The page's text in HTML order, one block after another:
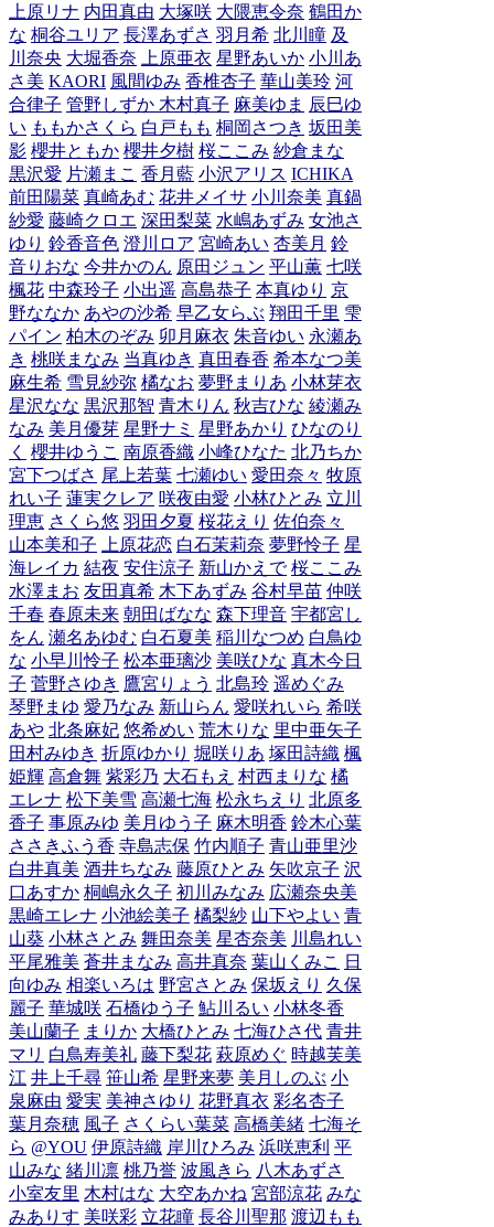
上原リナ 内田真由 大塚咲 大隈恵令奈 鶴田か
な 桐谷ユリア 長澤あずさ 羽月希 北川瞳 及
川奈央 大堀香奈 上原亜衣 星野あいか 小川あ
さ美 KAORI 風間ゆみ 香椎杏子 華山美玲 河
合律子 管野しずか 木村真子 麻美ゆま 辰巳ゆ
い ももかさくら 白戸もも 桐岡さつき 坂田美
影 櫻井ともか 櫻井夕樹 桜ここみ 紗倉まな
黒沢愛 片瀬まこ 香月藍 小沢アリス ICHIKA
前田陽菜 真崎あむ 花井メイサ 小川奈美 真鍋
紗愛 藤崎クロエ 深田梨菜 水嶋あずみ 女池さ
ゆり 鈴香音色 澄川ロア 宮崎あい 杏美月 鈴
音りおな 今井かのん 原田ジュン 平山薫 七咲
楓花 中森玲子 小出遥 高島恭子 本真ゆり 京
野ななか あやの沙希 早乙女らぶ 翔田千里 雫
パイン 柏木のぞみ 卯月麻衣 朱音ゆい 永瀬あ
き 桃咲まなみ 当真ゆき 真田春香 希本なつ美
麻生希 雪見紗弥 橘なお 夢野まりあ 小林芽衣
星沢なな 黒沢那智 青木りん 秋吉ひな 綾瀬み
なみ 美月優芽 星野ナミ 星野あかり ひなのり
く 櫻井ゆうこ 南原香織 小峰ひなた 北乃ちか
宮下つばさ 尾上若葉 七瀬ゆい 愛田奈々 牧原
れい子 蓮実クレア 咲夜由愛 小林ひとみ 立川
理恵 さくら悠 羽田夕夏 桜花えり 佐伯奈々
山本美和子
上原花恋 白石茉莉奈 夢野怜子 星
海レイカ 結夜 安住涼子 新山かえで 桜ここみ
水澤まお 友田真希 木下あずみ 谷村早苗 仲咲
千春 春原未来 朝田ばなな 森下理音 宇都宮し
をん 瀬名あゆむ 白石夏美 稲川なつめ 白鳥ゆ
な 小早川怜子 松本亜璃沙 美咲ひな 真木今日
子 菅野さゆき 鷹宮りょう 北島玲 遥めぐみ
琴野まゆ 愛乃なみ 新山らん 愛咲れいら 希咲
あや 北条麻妃 悠希めい 荒木りな 里中亜矢子
田村みゆき 折原ゆかり 堀咲りあ 塚田詩織 楓
姫輝 高倉舞 紫彩乃 大石もえ 村西まりな 橘
エレナ 松下美雪 高瀬七海 松永ちえり 北原多
香子 事原みゆ 美月ゆう子 麻木明香 鈴木心葉
ささきふう香 寺島志保 竹内順子 青山亜里沙
白井真美 酒井ちなみ 藤原ひとみ 矢吹京子 沢
口あすか 桐嶋永久子 初川みなみ 広瀬奈央美
黒崎エレナ 小池絵美子 橘梨紗 山下やよい 青
山葵 小林さとみ 舞田奈美 星杏奈美 川島れい
平尾雅美 蒼井まなみ 高井真奈 葉山くみこ
日
向ゆみ 相楽いろは 野宮さとみ 保坂えり 久保
麗子 華城咲 石橋ゆう子 鮎川るい 小林冬香
美山蘭子 まりか 大橋ひとみ 七海ひさ代 青井
マリ 白鳥寿美礼 藤下梨花 萩原めぐ 時越芙美
江 井上千尋 笹山希 星野来夢 美月しのぶ 小
泉麻由 愛実 美神さゆり 花野真衣 彩名杏子
葉月奈穂 風子 さくらい葉菜 高橋美緒 七海そ
ら @YOU 伊原詩織 岸川ひろみ 浜咲恵利 平
山みな 緒川凛 桃乃誉 波風きら 八木あずさ
小室友里 木村はな 大空あかね 宮部涼花 みな
みありす 美咲彩 立花瞳 長谷川聖那 渡辺もも